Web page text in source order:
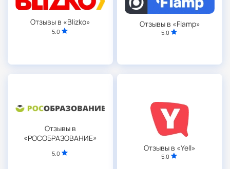
Отзывы в «Blizko»
5.0
Отзывы в «Flamp»
5.0
Отзывы в
«РОСОБРАЗОВАНИЕ»
5.0
Отзывы в «Yell»
5.0